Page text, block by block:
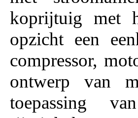
koprijtuig met
opzicht een
compressor,
ontwerp van
toepassing